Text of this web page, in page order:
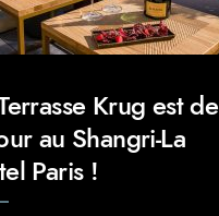
Krug est de
au Shangri-La
Paris !